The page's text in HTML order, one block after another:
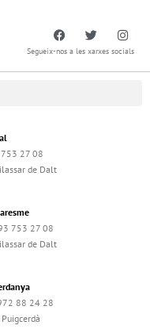
Segueix-nos a les xarxes socials
27 08
de Dalt
753 27 08
de Dalt
88 24 28